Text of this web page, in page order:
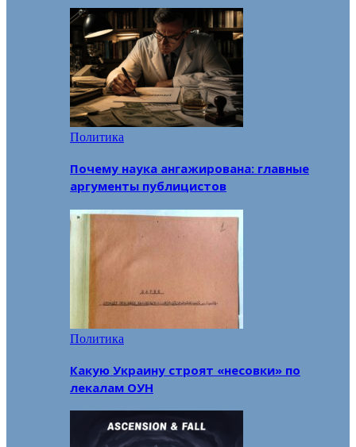
Политика
Почему наука ангажирована: главные
аргументы публицистов
Политика
Какую Украину строят «несовки» по
лекалам ОУН